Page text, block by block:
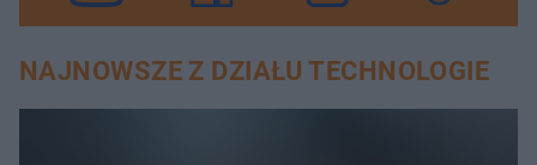
NAJNOWSZE Z DZIAŁU TECHNOLOGIE